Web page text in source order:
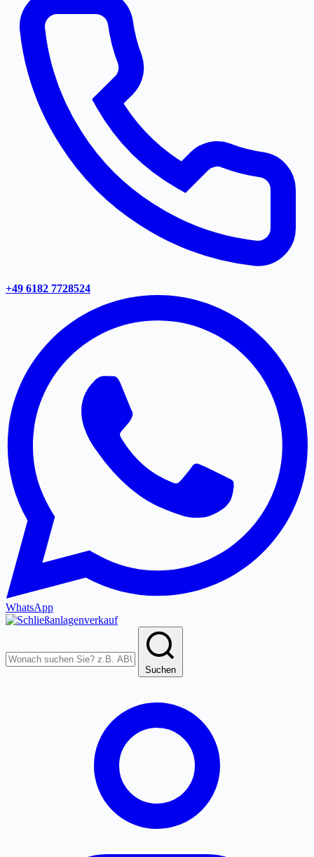
+49 6182 7728524
WhatsApp
Suchen